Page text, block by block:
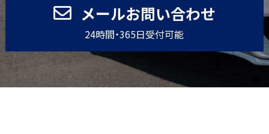
メールお問い合わせ
24時間・365日受付可能